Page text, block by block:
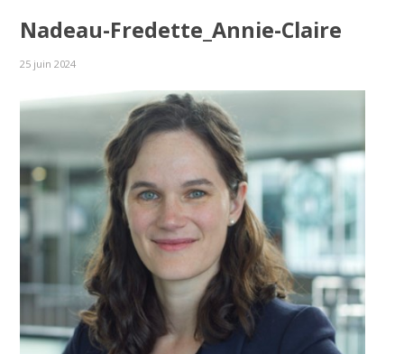
Nadeau-Fredette_Annie-Claire
25 juin 2024